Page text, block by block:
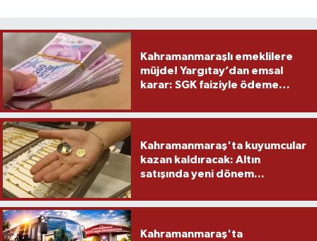
Kahramanmaraşlı emeklilere
müjde! Yargıtay’dan emsal
karar: SGK faiziyle ödeme
Kahramanmaraş'ta kuyumcular
kazan kaldıracak: Altın
satışında yeni dönem...
Kahramanmaraş'ta